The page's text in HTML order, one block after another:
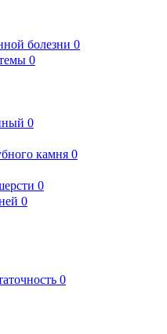
болезни 0
0
0
камня 0
0
0
0